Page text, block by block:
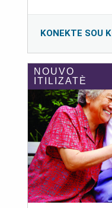
KONEKTE SOU
NOUVO
ITILIZATÈ